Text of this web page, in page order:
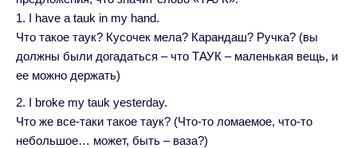
1. I have a tauk in my hand.
Что такое таук? Кусочек мела? Карандаш? Ручка? (вы
должны были догадаться – что ТАУК – маленькая вещь, и
ее можно держать)
2. I broke my tauk yesterday.
Что же все-таки такое таук? (Что-то ломаемое, что-то
небольшое… может, быть – ваза?)